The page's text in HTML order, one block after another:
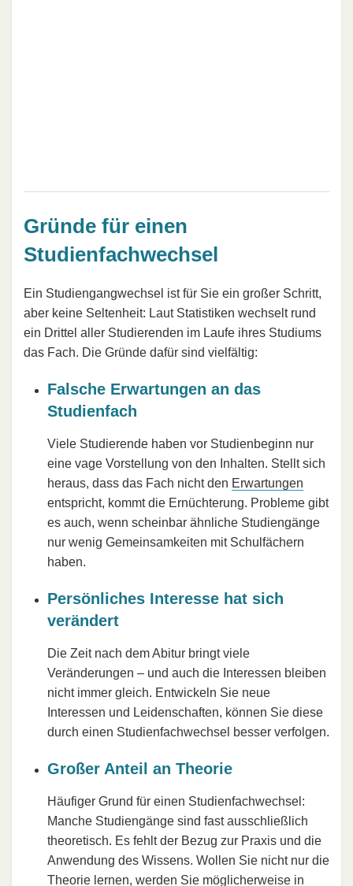
Gründe für einen
Studienfachwechsel
Ein Studiengangwechsel ist für Sie ein großer Schritt,
aber keine Seltenheit: Laut Statistiken wechselt rund
ein Drittel aller Studierenden im Laufe ihres Studiums
das Fach. Die Gründe dafür sind vielfältig:
Falsche Erwartungen an das
Studienfach
Viele Studierende haben vor Studienbeginn nur
eine vage Vorstellung von den Inhalten. Stellt sich
heraus, dass das Fach nicht den Erwartungen
entspricht, kommt die Ernüchterung. Probleme gibt
es auch, wenn scheinbar ähnliche Studiengänge
nur wenig Gemeinsamkeiten mit Schulfächern
haben.
Persönliches Interesse hat sich
verändert
Die Zeit nach dem Abitur bringt viele
Veränderungen – und auch die Interessen bleiben
nicht immer gleich. Entwickeln Sie neue
Interessen und Leidenschaften, können Sie diese
durch einen Studienfachwechsel besser verfolgen.
Großer Anteil an Theorie
Häufiger Grund für einen Studienfachwechsel:
Manche Studiengänge sind fast ausschließlich
theoretisch. Es fehlt der Bezug zur Praxis und die
Anwendung des Wissens. Wollen Sie nicht nur die
Theorie lernen, werden Sie möglicherweise in